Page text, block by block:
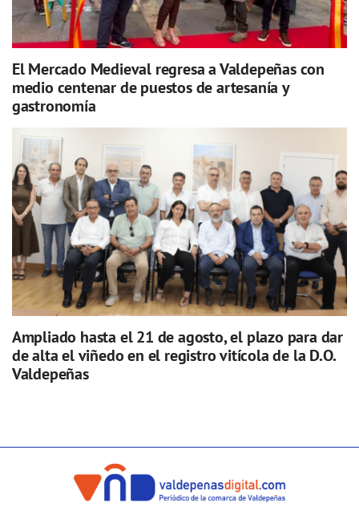
El Mercado Medieval regresa a Valdepeñas con
medio centenar de puestos de artesanía y
gastronomía
Ampliado hasta el 21 de agosto, el plazo para dar
de alta el viñedo en el registro vitícola de la D.O.
Valdepeñas